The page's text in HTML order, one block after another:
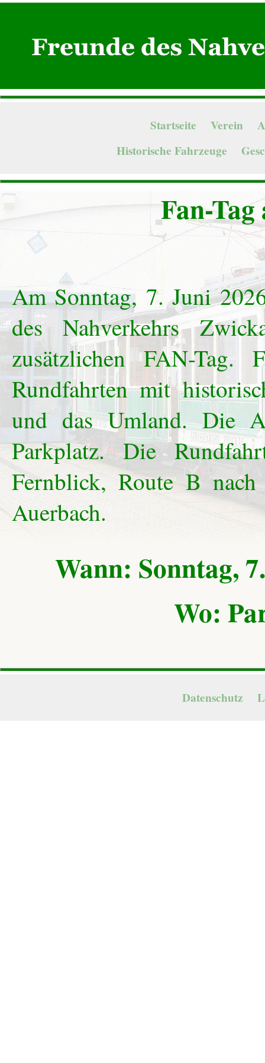
Startseite Verein
Historische Fahrzeuge
Fan-
Am Sonntag, 7. Juni
des Nahverkehrs
zusätzlichen FAN-Tag.
Rundfahrten mit
und das Umland. Die
Parkplatz. Die
Fernblick, Route B
Auerbach.
Wann: Sonntag,
Wo:
Datenschutz